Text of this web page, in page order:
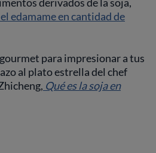
edamame en cantidad de
para impresionar a tus
al plato estrella del chef
Qué es la soja en